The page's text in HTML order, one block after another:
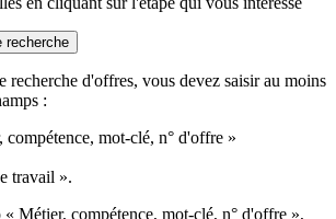
recherche
recherche d'offres, vous devez saisir au moins
:
compétence, mot-clé, n° d'offre »
travail ».
« Métier, compétence, mot-clé, n° d'offre »,